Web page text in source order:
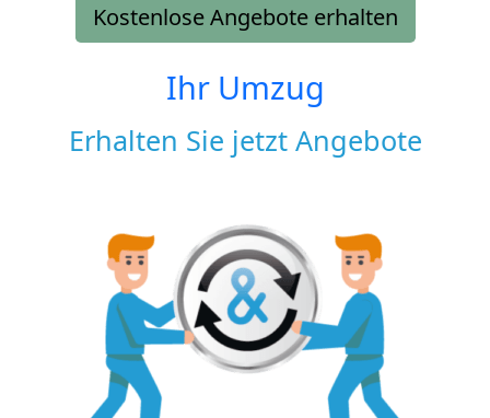
Kostenlose Angebote erhalten
Ihr Umzug
Erhalten Sie jetzt Angebote